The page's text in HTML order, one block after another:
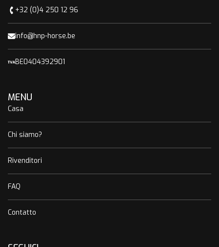
+32 (0)4 250 12 96
info@hnp-horse.be
BE0404392901
MENU
Casa
Chi siamo?
Rivenditori
FAQ
Contatto